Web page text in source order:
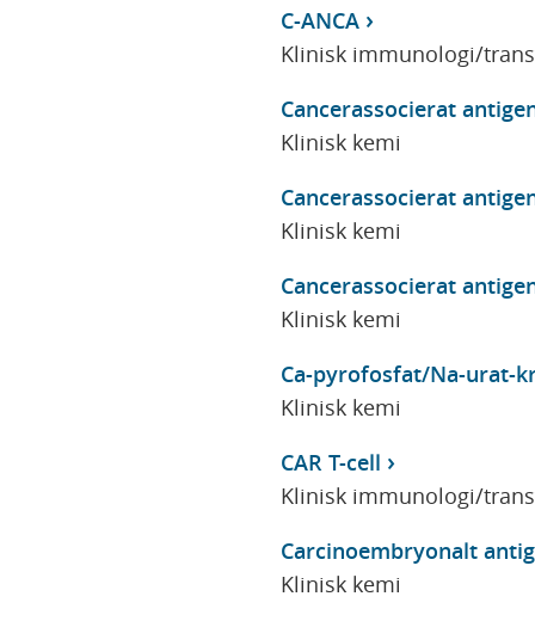
C-ANCA
Klinisk immunologi/
Cancerassocierat
Klinisk kemi
Cancerassocierat
Klinisk kemi
Cancerassocierat
Klinisk kemi
Ca-pyrofosfat/Na-urat-
Klinisk kemi
CAR T-cell
Klinisk immunologi/
Carcinoembryonalt
Klinisk kemi